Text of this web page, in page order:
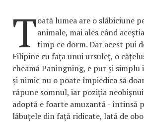
Toată lumea are o slăbiciune
animale, mai ales când
timp ce dorm. Dar acest pui
Filipine cu fața unui ursuleț, o
cheamă Paningning, e pur și
și nimic nu o poate împiedica să
răpune somnul, iar poziția
adoptă e foarte amuzantă - întinsă
lăbuțele din față ridicate, lată de